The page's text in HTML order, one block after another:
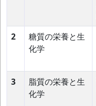
2
糖質の栄養と生
化学
3
脂質の栄養と生
化学